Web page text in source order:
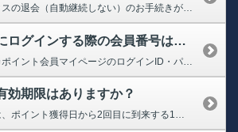
現在は、クラブホークスの退会（自動継続しない）のお手続きができません。 2026年度をもっての退会（2027年度は自動継続しない）は、2027年度の会員募集開始以降より、お手続きが可能となります。 詳細が決まり次第、ホークス公式サイト等でご案内をさせていただきます。
会員マイページにログインする際の会員番号はどれですか？また、パスワードを忘れてしまった場合はどうすればよいですか？（ログインができない）
効期限はありますか？
ポイントの有効期限は、ポイント獲得日から2回目に到来する1月4日までです。有効期限が過ぎたポイントは失効します。 【例】 2025年1月5日～2026年1月4日に獲得したポイント ⇒2027年1月4日失効 2026年1月5日～2027年1月4日に獲得したポイント ⇒2028年1月4日失効